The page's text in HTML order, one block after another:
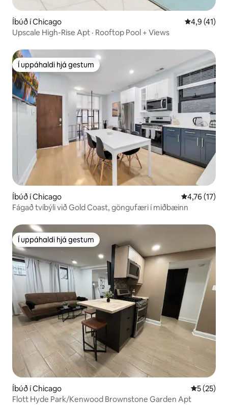
Íbúð í Chicago 4,9 af 5 í
4,9 (41)
Upscale High-Rise Apt · Rooftop Pool + Views
Í uppáhaldi hjá gestum
Í uppáhaldi hjá gestum
Íbúð í Chicago 4,76 af 5 í
4,76 (17)
Fágað tvíbýli við Gold Coast, göngufæri í miðbæinn
Í uppáhaldi hjá gestum
Í uppáhaldi hjá gestum
Íbúð í Chicago 5 af 5 í
5 (25)
Flott Hyde Park/Kenwood Brownstone Garden Apt